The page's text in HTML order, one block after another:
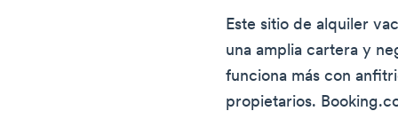
Este sitio de alquiler
una amplia cartera y
funciona más con
propietarios.